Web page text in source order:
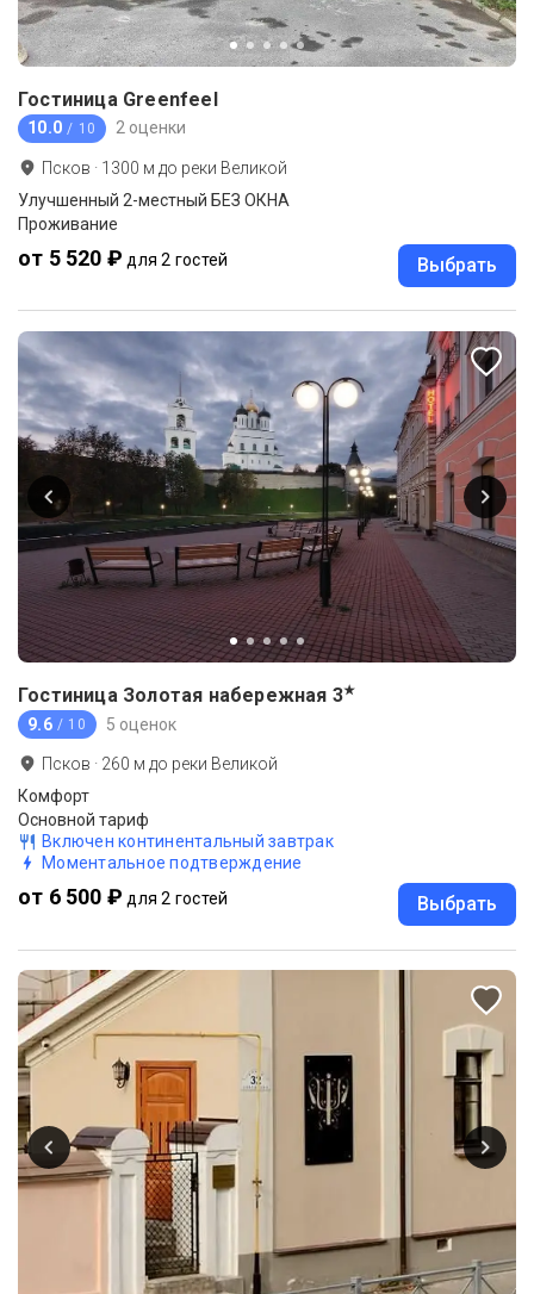
Гостиница Greenfeel
10.0 / 10 2 оценки
Псков · 1300 м до реки Великой
Улучшенный 2-местный БЕЗ ОКНА
Проживание
от 5 520 ₽ для 2 гостей Выбрать
Гостиница Золотая набережная 3★
9.6 / 10 5 оценок
Псков · 260 м до реки Великой
Комфорт
Основной тариф
Включен континентальный завтрак
Моментальное подтверждение
от 6 500 ₽ для 2 гостей Выбрать